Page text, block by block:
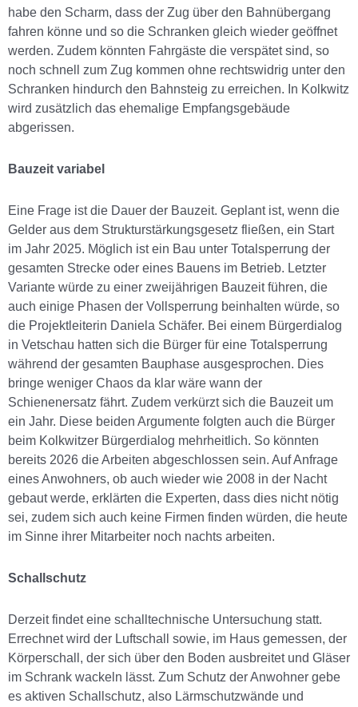
habe den Scharm, dass der Zug über den Bahnübergang
fahren könne und so die Schranken gleich wieder geöffnet
werden. Zudem könnten Fahrgäste die verspätet sind, so
noch schnell zum Zug kommen ohne rechtswidrig unter den
Schranken hindurch den Bahnsteig zu erreichen. In Kolkwitz
wird zusätzlich das ehemalige Empfangsgebäude
abgerissen.
Bauzeit variabel
Eine Frage ist die Dauer der Bauzeit. Geplant ist, wenn die
Gelder aus dem Strukturstärkungsgesetz fließen, ein Start
im Jahr 2025. Möglich ist ein Bau unter Totalsperrung der
gesamten Strecke oder eines Bauens im Betrieb. Letzter
Variante würde zu einer zweijährigen Bauzeit führen, die
auch einige Phasen der Vollsperrung beinhalten würde, so
die Projektleiterin Daniela Schäfer. Bei einem Bürgerdialog
in Vetschau hatten sich die Bürger für eine Totalsperrung
während der gesamten Bauphase ausgesprochen. Dies
bringe weniger Chaos da klar wäre wann der
Schienenersatz fährt. Zudem verkürzt sich die Bauzeit um
ein Jahr. Diese beiden Argumente folgten auch die Bürger
beim Kolkwitzer Bürgerdialog mehrheitlich. So könnten
bereits 2026 die Arbeiten abgeschlossen sein. Auf Anfrage
eines Anwohners, ob auch wieder wie 2008 in der Nacht
gebaut werde, erklärten die Experten, dass dies nicht nötig
sei, zudem sich auch keine Firmen finden würden, die heute
im Sinne ihrer Mitarbeiter noch nachts arbeiten.
Schallschutz
Derzeit findet eine schalltechnische Untersuchung statt.
Errechnet wird der Luftschall sowie, im Haus gemessen, der
Körperschall, der sich über den Boden ausbreitet und Gläser
im Schrank wackeln lässt. Zum Schutz der Anwohner gebe
es aktiven Schallschutz, also Lärmschutzwände und